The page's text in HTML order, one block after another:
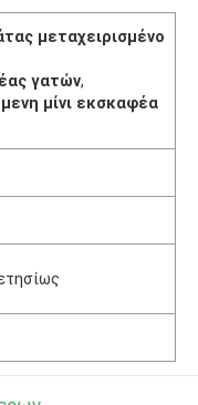
μεταχειρισμένο
γατών,
μίνι εκσκαφέα